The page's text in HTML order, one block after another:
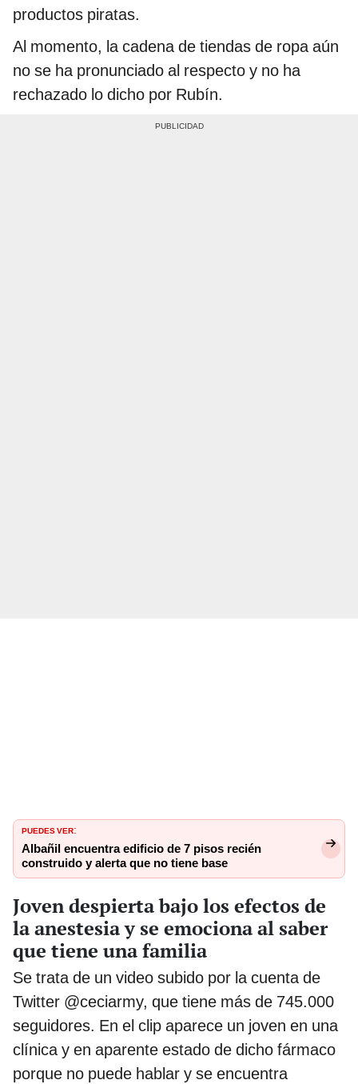
productos piratas.
Al momento, la cadena de tiendas de ropa aún
no se ha pronunciado al respecto y no ha
rechazado lo dicho por Rubín.
PUEDES VER:
Albañil encuentra edificio de 7 pisos recién
construido y alerta que no tiene base
Joven despierta bajo los efectos de
la anestesia y se emociona al saber
que tiene una familia
Se trata de un video subido por la cuenta de
Twitter @ceciarmy, que tiene más de 745.000
seguidores. En el clip aparece un joven en una
clínica y en aparente estado de dicho fármaco
porque no puede hablar y se encuentra